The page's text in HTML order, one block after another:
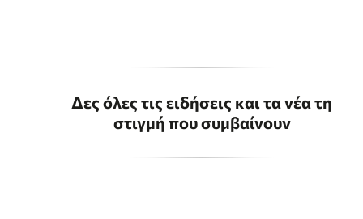
Δες όλες τις ειδήσεις και τα νέα τη
στιγμή που συμβαίνουν